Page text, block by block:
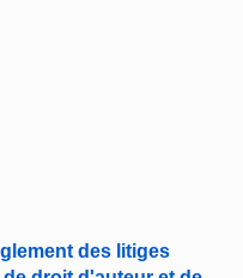
des litiges